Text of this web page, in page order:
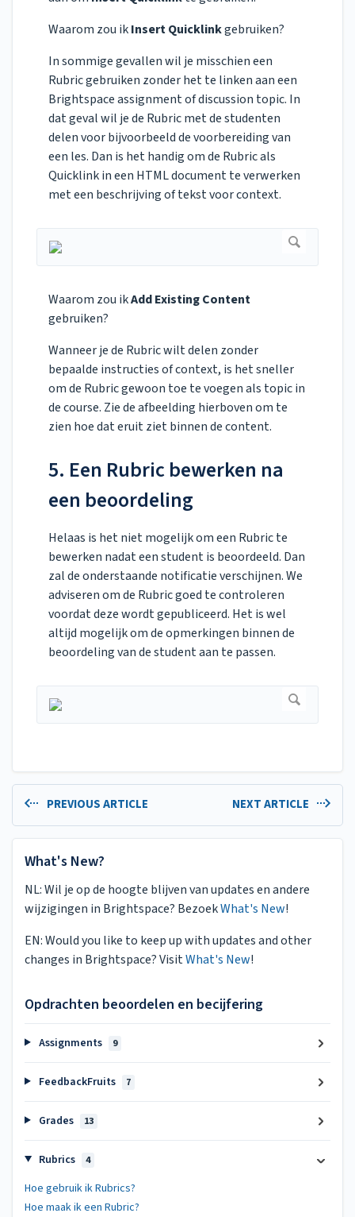
Waarom zou ikInsert Quicklinkgebruiken?
In sommige gevallen wil je misschien een
Rubric gebruiken zonder het te linken aan een
Brightspace assignment of discussion topic. In
dat geval wil je de Rubric met de studenten
delen voor bijvoorbeeld de voorbereiding van
een les. Dan is het handig om de Rubric als
Quicklink in een HTML document te verwerken
met een beschrijving of tekst voor context.
Waarom zou ikAdd Existing Content
gebruiken?
Wanneer je de Rubric wilt delen zonder
bepaalde instructies of context, is het sneller
om de Rubric gewoon toe te voegen als topic in
de course. Zie de afbeelding hierboven om te
zien hoe dat eruit ziet binnen de content.
5. Een Rubric bewerken na
een beoordeling
Helaas is het niet mogelijk om een Rubric te
bewerken nadat een student is beoordeeld. Dan
zal de onderstaande notificatie verschijnen. We
adviseren om de Rubric goed te controleren
voordat deze wordt gepubliceerd. Het is wel
altijd mogelijk om de opmerkingen binnen de
beoordeling van de student aan te passen.
PREVIOUS ARTICLE NEXT ARTICLE
What's New?
NL: Wil je op de hoogte blijven van updates en andere
wijzigingen in Brightspace? BezoekWhat's New!
EN: Would you like to keep up with updates and other
changes in Brightspace? VisitWhat's New!
Opdrachten beoordelen en becijfering
Assignments 9
FeedbackFruits 7
Grades 13
Rubrics 4
Hoe gebruik ik Rubrics?
Hoe maak ik een Rubric?